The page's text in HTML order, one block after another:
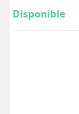
Disponible